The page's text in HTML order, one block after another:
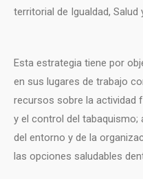
territorial de Igualdad, Salud
Esta estrategia tiene por
en sus lugares de trabajo
recursos sobre la actividad
y el control del
del entorno y de la
las opciones saludables